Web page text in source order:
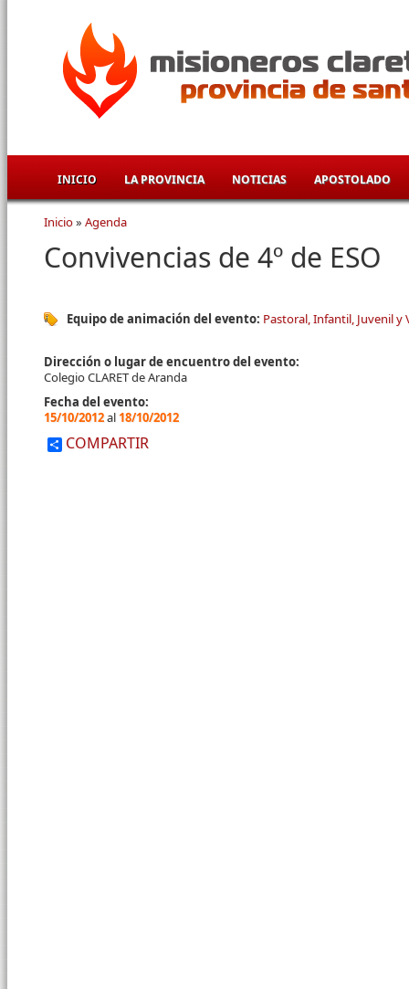
INICIO LA PROVINCIA NOTICIAS APOSTOLADO
Se encuentra usted aquí
Inicio» Agenda
Convivencias de 4º de ESO
Equipo de animación del evento: Pastoral, Infantil, Juvenil y
Dirección o lugar de encuentro del evento:
Colegio CLARET de Aranda
Fecha del evento:
15/10/2012al 18/10/2012
COMPARTIR